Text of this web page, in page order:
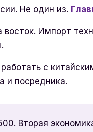
Не один из.
восток. Импорт
с
и посредника.
Вторая